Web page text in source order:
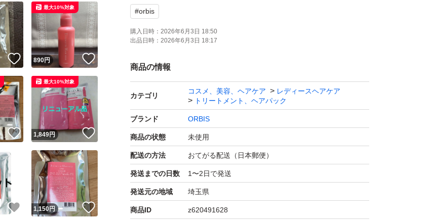
よろしくお願いいたします。
オルビス エッセンスインヘアミルク 140g
ブランド：ORBIS
＊即購入歓迎いたします。
＊お値引きはご遠慮いただいております。
＊完璧な物をお求めの方は、ご遠慮ください
＊当方、喫煙者はおりません。ペットも飼っておりません。
よろしくお願いいたします。
#orbis
購入日時： 2026年6月3日 18:50
出品日時： 2026年6月3日 18:17
商品の情報
カテゴリ
コスメ、美容、ヘアケア
レディースヘアケア
トリートメント、ヘアパック
ブランド ORBIS
商品の状態 未使用
配送の方法 おてがる配送（日本郵便）
発送までの日数 1〜2日で発送
発送元の地域 埼玉県
商品ID z620491628
いいね！
890円 いいね！
最大10%対象
いいね！
1,849円
最大10%対象
いいね！
1,150円 いいね！